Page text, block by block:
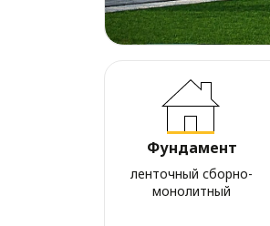
Фундамент
ленточный сборно-
монолитный